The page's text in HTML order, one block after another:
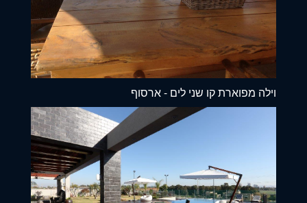
וילה מפוארת קו שני לים - ארסוף